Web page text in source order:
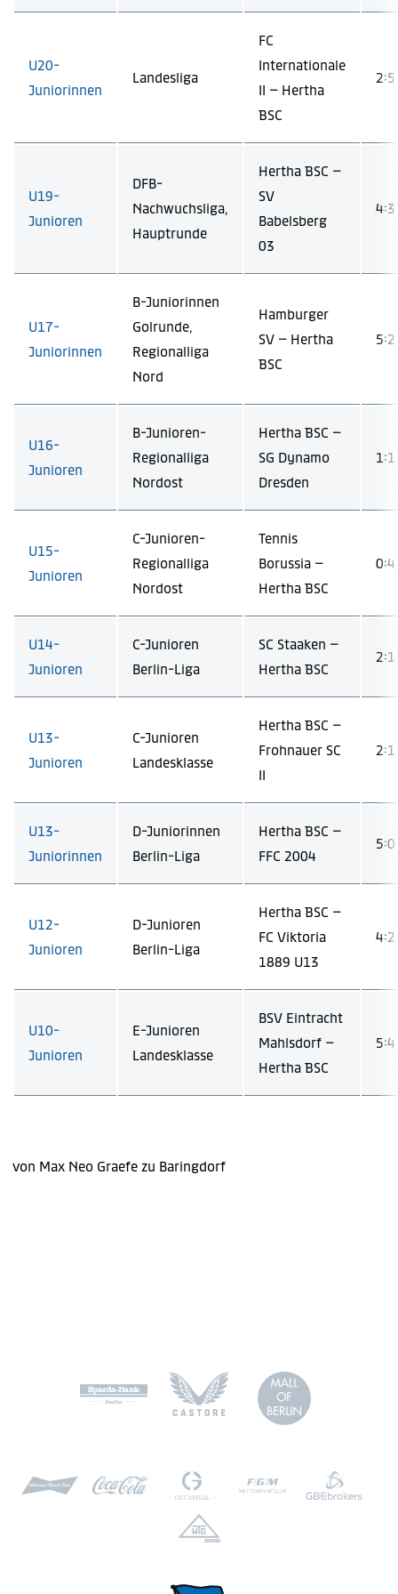
U20-
Juniorinnen
Landesliga
FC
Internationale
II – Hertha
BSC
2:5
U19-
Junioren
DFB-
Nachwuchsliga,
Hauptrunde
Hertha BSC –
SV
Babelsberg
03
4:3
U17-
Juniorinnen
B-Juniorinnen
Golrunde,
Regionalliga
Nord
Hamburger
SV – Hertha
BSC
5:2
U16-
Junioren
B-Junioren-
Regionalliga
Nordost
Hertha BSC –
SG Dynamo
Dresden
1:1
U15-
Junioren
C-Junioren-
Regionalliga
Nordost
Tennis
Borussia –
Hertha BSC
0:4
U14-
Junioren
C-Junioren
Berlin-Liga
SC Staaken –
Hertha BSC
2:1
U13-
Junioren
C-Junioren
Landesklasse
Hertha BSC –
Frohnauer SC
II
2:1
U13-
Juniorinnen
D-Juniorinnen
Berlin-Liga
Hertha BSC –
FFC 2004
5:0
U12-
Junioren
D-Junioren
Berlin-Liga
Hertha BSC –
FC Viktoria
1889 U13
4:2
U10-
Junioren
E-Junioren
Landesklasse
BSV Eintracht
Mahlsdorf –
Hertha BSC
5:4
von Max Neo Graefe zu Baringdorf